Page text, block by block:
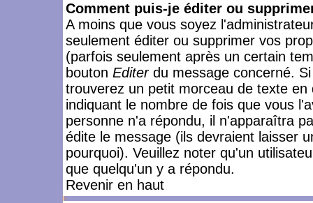
Comment puis-je éditer ou
A moins que vous soyez
seulement éditer ou supprimer vos
(parfois seulement après un certain
bouton Editerdu message concerné.
trouverez un petit morceau de texte
indiquant le nombre de fois que vous
personne n'a répondu, il n'apparaîtra
édite le message (ils devraient laisser
pourquoi). Veuillez noter qu'un
que quelqu'un y a répondu.
Revenir en haut